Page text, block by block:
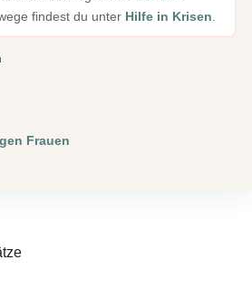
findest du unter Hilfe in Krisen
Frauen